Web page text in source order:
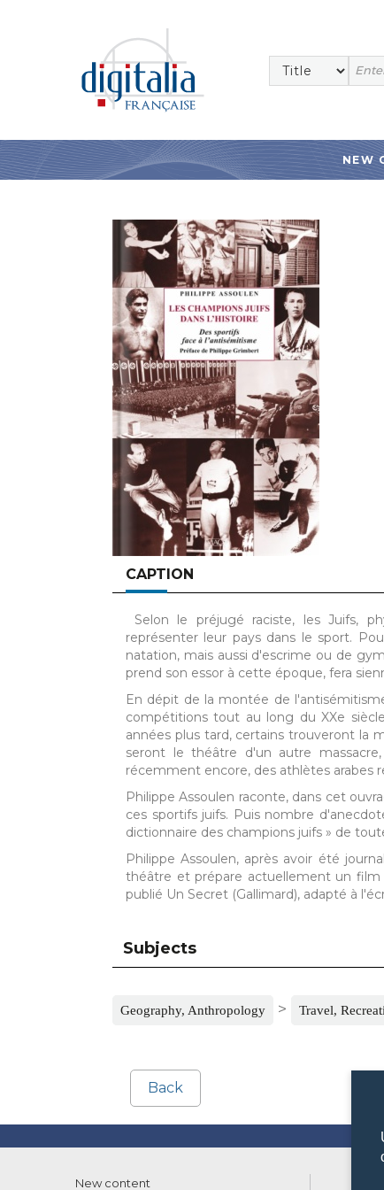
NEW
CAPTION
Selon le préjugé raciste, les Juifs,
représenter leur pays dans le sport.
natation, mais aussi d'escrime ou de
prend son essor à cette époque, fera
En dépit de la montée de
compétitions tout au long du XXe
années plus tard, certains trouveront la
seront le théâtre d'un autre
récemment encore, des athlètes arabes
Philippe Assoulen raconte, dans cet
ces sportifs juifs. Puis nombre
dictionnaire des champions juifs » de
Philippe Assoulen, après avoir été
théâtre et prépare actuellement un film
publié Un Secret (Gallimard), adapté à
Subjects
Geography, Anthropology > Travel,
Back
New content